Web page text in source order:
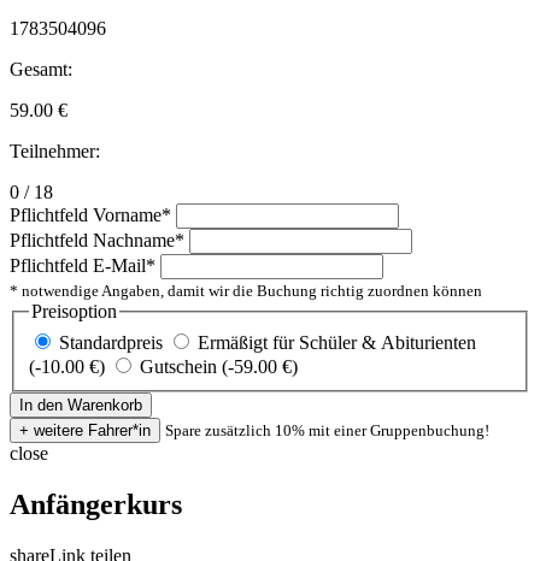
1783504096
Gesamt:
59.00 €
Teilnehmer:
0 / 18
Pflichtfeld Vorname*
Pflichtfeld Nachname*
Pflichtfeld E-Mail*
* notwendige Angaben, damit wir die Buchung richtig zuordnen können
Preisoption
Standardpreis
Ermäßigt für Schüler & Abiturienten
(-10.00 €)
Gutschein (-59.00 €)
Spare zusätzlich 10% mit einer Gruppenbuchung!
close
Anfängerkurs
shareLink teilen